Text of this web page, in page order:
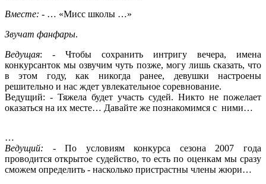
Вместе: - … «Мисс школы …»
Звучат фанфары.
Ведущая: - Чтобы сохранить интригу вечера, имена
конкурсанток мы озвучим чуть позже, могу лишь сказать, что
в этом году, как никогда ранее, девушки настроены
решительно и нас ждет увлекательное соревнование.
Ведущий: - Тяжела будет участь судей. Никто не пожелает
оказаться на их месте… Давайте же познакомимся с ними…
…
Ведущий: - По условиям конкурса сезона 2007 года
проводится открытое судейство, то есть по оценкам мы сразу
сможем определить - насколько пристрастны члены жюри…